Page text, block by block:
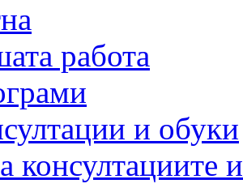
работа
и обуки
консултациите